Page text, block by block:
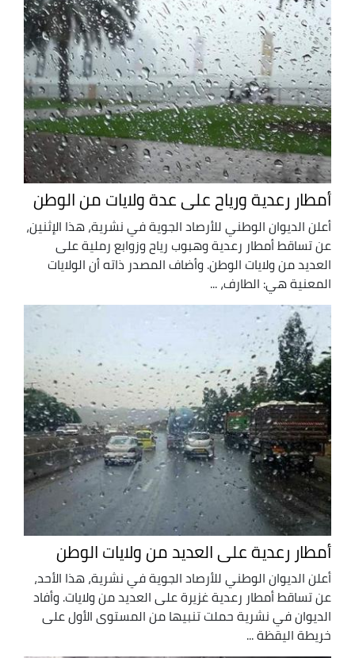
أمطار رعدية ورياح على عدة ولايات من الوطن
أعلن الديوان الوطني للأرصاد الجوية في نشرية، هذا الإثنين،
عن تساقط أمطار رعدية وهبوب رياح وزوابع رملية على
العديد من ولايات الوطن. وأضاف المصدر ذاته أن الولايات
المعنية هي: الطارف، ...
أمطار رعدية على العديد من ولايات الوطن
أعلن الديوان الوطني للأرصاد الجوية في نشرية، هذا الأحد،
عن تساقط أمطار رعدية غزيرة على العديد من ولايات. وأفاد
الديوان في نشرية حملت تنبيها من المستوى الأول على
خريطة اليقظة ...